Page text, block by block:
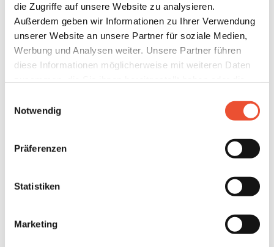
die Zugriffe auf unsere Website zu analysieren.
Außerdem geben wir Informationen zu Ihrer Verwendung
unserer Website an unsere Partner für soziale Medien,
Werbung und Analysen weiter. Unsere Partner führen
diese Informationen möglicherweise mit weiteren Daten
haben. Details finden Sie unter
UnsereDatenschutzbestimmungen s.
Sie können dabei alle Cookies akzeptieren, nur einzelne
Cookie an- oder abwählen oder auch sämtliche technisch
werden auch Cookies zur Verfügung gestellt, bei denen
Notwendig
Präferenzen
Statistiken
Marketing
Welche Voraussetzungen gibt es für
die 0% Mehrwertsteuer Regelung auf
Die Umsatzsteuerbefreiung auf PV gilt
Engpassleistung
nach dem
1.1.2024